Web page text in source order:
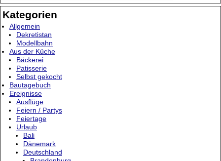
Kategorien
Allgemein
Dekretistan
Modellbahn
Aus der Küche
Bäckerei
Patisserie
Selbst gekocht
Bautagebuch
Ereignisse
Ausflüge
Feiern / Partys
Feiertage
Urlaub
Bali
Dänemark
Deutschland